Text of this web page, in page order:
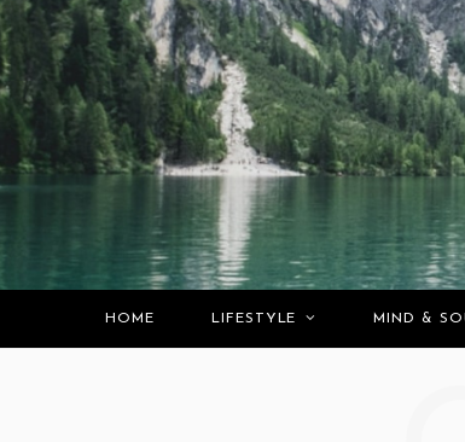
HOME LIFESTYLE MIND &